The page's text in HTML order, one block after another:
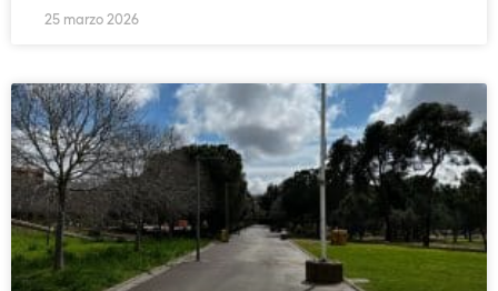
25 marzo 2026